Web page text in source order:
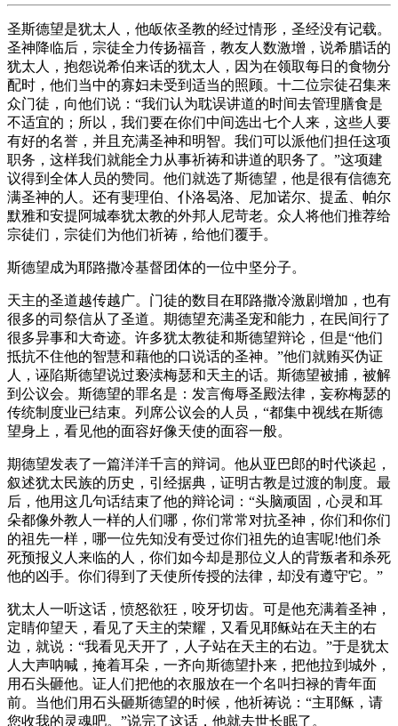
圣斯德望是犹太人，他皈依圣教的经过情形，圣经没有记载。
圣神降临后，宗徒全力传扬福音，教友人数激增，说希腊话的
犹太人，抱怨说希伯来话的犹太人，因为在领取每日的食物分
配时，他们当中的寡妇未受到适当的照顾。十二位宗徒召集来
众门徒，向他们说：“我们认为耽误讲道的时间去管理膳食是
不适宜的；所以，我们要在你们中间选出七个人来，这些人要
有好的名誉，并且充满圣神和明智。我们可以派他们担任这项
职务，这样我们就能全力从事祈祷和讲道的职务了。”这项建
议得到全体人员的赞同。他们就选了斯德望，他是很有信德充
满圣神的人。还有斐理伯、仆洛曷洛、尼加诺尔、提孟、帕尔
默雅和安提阿城奉犹太教的外邦人尼苛老。众人将他们推荐给
宗徒们，宗徒们为他们祈祷，给他们覆手。
斯德望成为耶路撒冷基督团体的一位中坚分子。
天主的圣道越传越广。门徒的数目在耶路撒冷激剧增加，也有
很多的司祭信从了圣道。期德望充满圣宠和能力，在民间行了
很多异事和大奇迹。许多犹太教徒和斯德望辩论，但是“他们
抵抗不住他的智慧和藉他的口说话的圣神。”他们就贿买伪证
人，诬陷斯德望说过亵渎梅瑟和天主的话。斯德望被捕，被解
到公议会。斯德望的罪名是：发言侮辱圣殿法律，妄称梅瑟的
传统制度业已结束。列席公议会的人员，“都集中视线在斯德
望身上，看见他的面容好像天使的面容一般。
期德望发表了一篇洋洋千言的辩词。他从亚巴郎的时代谈起，
叙述犹太民族的历史，引经据典，证明古教是过渡的制度。最
后，他用这几句话结束了他的辩论词：“头脑顽固，心灵和耳
朵都像外教人一样的人们哪，你们常常对抗圣神，你们和你们
的祖先一样，哪一位先知没有受过你们祖先的迫害呢!他们杀
死预报义人来临的人，你们如今却是那位义人的背叛者和杀死
他的凶手。你们得到了天使所传授的法律，却没有遵守它。”
犹太人一听这话，愤怒欲狂，咬牙切齿。可是他充满着圣神，
定睛仰望天，看见了天主的荣耀，又看见耶稣站在天主的右
边，就说：“我看见天开了，人子站在天主的右边。”于是犹太
人大声呐喊，掩着耳朵，一齐向斯德望扑来，把他拉到城外，
用石头砸他。证人们把他的衣服放在一个名叫扫禄的青年面
前。当他们用石头砸斯德望的时候，他祈祷说：“主耶稣，请
您收我的灵魂吧。”说完了这话，他就去世长眠了。